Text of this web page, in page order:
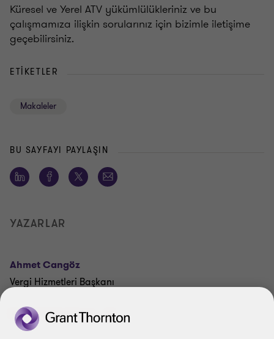
Küresel ve Yerel ATV yükümlülükleriniz ve bu
çalışmamıza ilişkin sorularınız için bizimle iletişime
geçebilirsiniz.
ETIKETLER
Makaleler
BU SAYFAYI PAYLAŞIN
YAZARLAR
Ahmet Cangöz
Vergi Hizmetleri Başkanı
Profili Görüntüleyin